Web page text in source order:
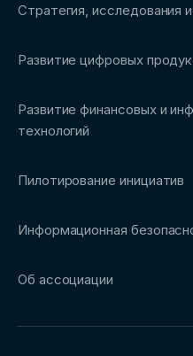
Стратегия, исследования
Обзоры рынка и
Трендвотчинг и
Развитие цифровых
Развитие финансовых и
технологий
Репозиторий Ассоциации
Рабочие группы
Пилотирование инициатив
Площадка пилотного
Информационная
Направления работы
Об ассоциации